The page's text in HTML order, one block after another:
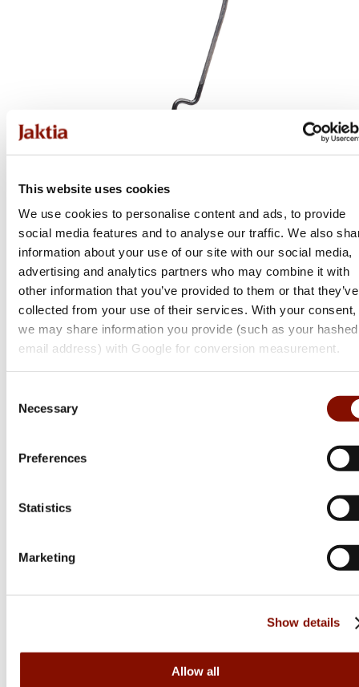
This website uses cookies
We use cookies to personalise content and ads, to provide
social media features and to analyse our traffic. We also
information about your use of our site with our social media,
advertising and analytics partners who may combine it with
other information that you’ve provided to them or that they’ve
collected from your use of their services. With your consent,
we may share information you provide (such as your hashed
email address) with Google for conversion measurement.
Selection
Necessary
Preferences
Statistics
Marketing
Show details
Allow all
Savage Gear
Ned Ewg Jighead
Flera varianter
99 kr
Online: I lager